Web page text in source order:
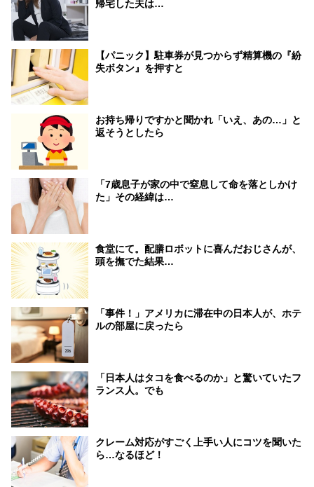
帰宅した夫は…
【パニック】駐車券が見つからず精算機の『紛
失ボタン』を押すと
お持ち帰りですかと聞かれ「いえ、あの…」と
返そうとしたら
「7歳息子が家の中で窒息して命を落としかけ
た」その経緯は…
食堂にて。配膳ロボットに喜んだおじさんが、
頭を撫でた結果…
「事件！」アメリカに滞在中の日本人が、ホテ
ルの部屋に戻ったら
「日本人はタコを食べるのか」と驚いていたフ
ランス人。でも
クレーム対応がすごく上手い人にコツを聞いた
ら…なるほど！